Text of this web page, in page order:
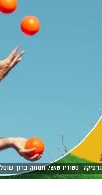
גרפיקה- סטודיו טאצ', תמונה ברוך שוסל